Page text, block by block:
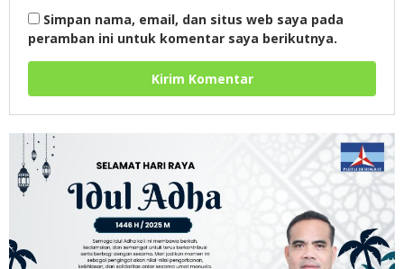
Simpan nama, email, dan situs web saya pada
peramban ini untuk komentar saya berikutnya.